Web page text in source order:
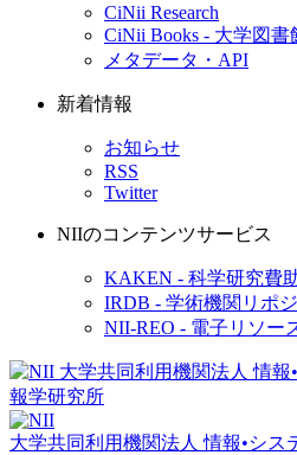
CiNii Research
CiNii Books - 大学図
メタデータ・API
新着情報
お知らせ
RSS
Twitter
NIIのコンテンツサービス
KAKEN - 科学研究費
IRDB - 学術機関リポ
NII-REO - 電子リソー
大学共同利用機関法人 情報•シス